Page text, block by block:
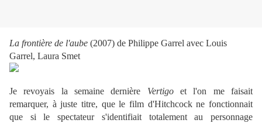
La frontière de l'aube (2007) de Philippe Garrel avec Louis
Garrel, Laura Smet
Je revoyais la semaine dernière Vertigoet l'on me faisait
remarquer, à juste titre, que le film d'Hitchcock ne fonctionnait
que si le spectateur s'identifiait totalement au personnage